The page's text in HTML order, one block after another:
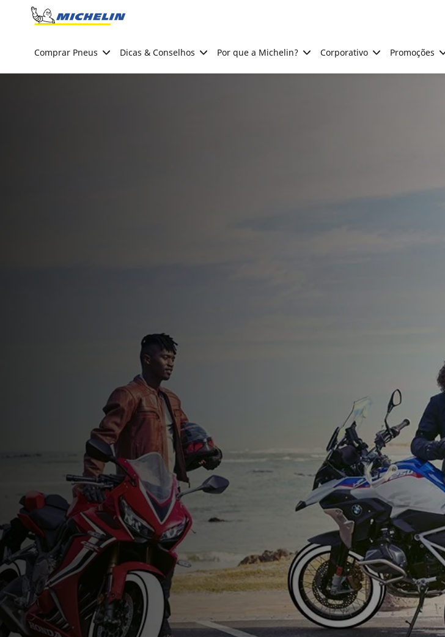
Go to page content
Comprar Pneus Dicas & Conselhos Por que a Michelin? Corporativo Promoções